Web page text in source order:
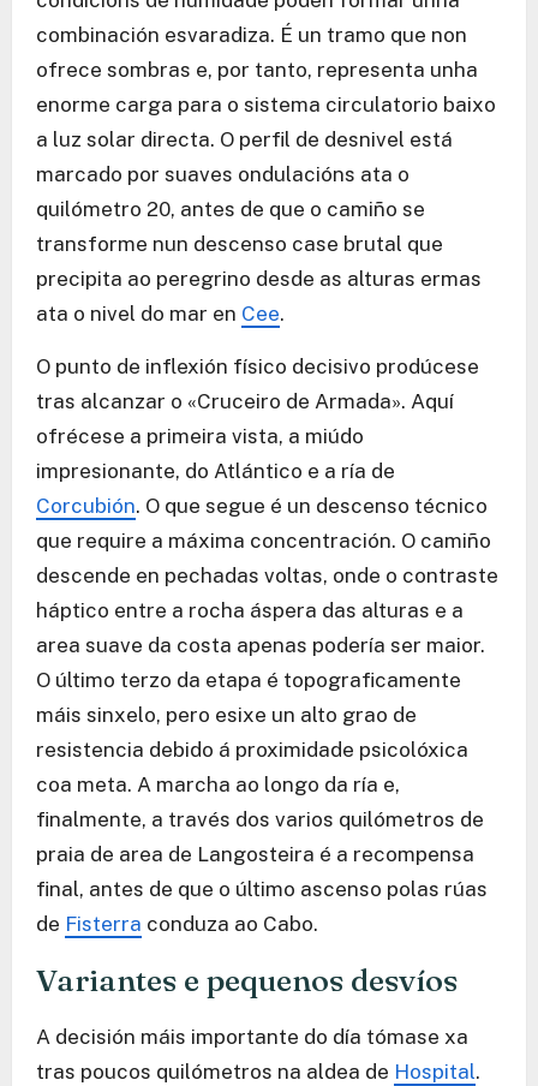
combinación esvaradiza. É un tramo que non
ofrece sombras e, por tanto, representa unha
enorme carga para o sistema circulatorio baixo
a luz solar directa. O perfil de desnivel está
marcado por suaves ondulacións ata o
quilómetro 20, antes de que o camiño se
transforme nun descenso case brutal que
precipita ao peregrino desde as alturas ermas
ata o nivel do mar en Cee.
O punto de inflexión físico decisivo prodúcese
tras alcanzar o «Cruceiro de Armada». Aquí
ofrécese a primeira vista, a miúdo
impresionante, do Atlántico e a ría de
Corcubión. O que segue é un descenso técnico
que require a máxima concentración. O camiño
descende en pechadas voltas, onde o contraste
háptico entre a rocha áspera das alturas e a
area suave da costa apenas podería ser maior.
O último terzo da etapa é topograficamente
máis sinxelo, pero esixe un alto grao de
resistencia debido á proximidade psicolóxica
coa meta. A marcha ao longo da ría e,
finalmente, a través dos varios quilómetros de
praia de area de Langosteira é a recompensa
final, antes de que o último ascenso polas rúas
de Fisterra conduza ao Cabo.
Variantes e pequenos desvíos
A decisión máis importante do día tómase xa
tras poucos quilómetros na aldea de Hospital.